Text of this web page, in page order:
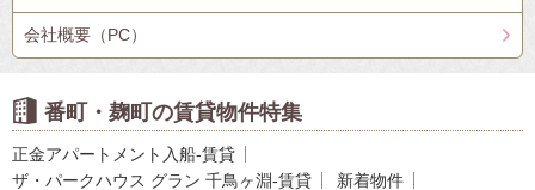
会社概要（PC）
番町・麹町の賃貸物件特集
正金アパートメント入船-賃貸
ザ・パークハウス グラン 千鳥ヶ淵-賃貸
新着物件